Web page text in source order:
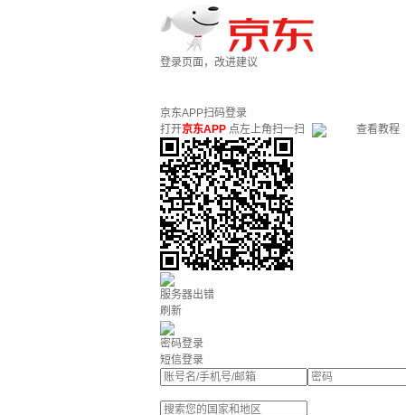
登录页面，改进建议
京东APP扫码登录
打开京东APP 点左上角扫一扫 查看教程
服务器出错
刷新
密码登录
短信登录